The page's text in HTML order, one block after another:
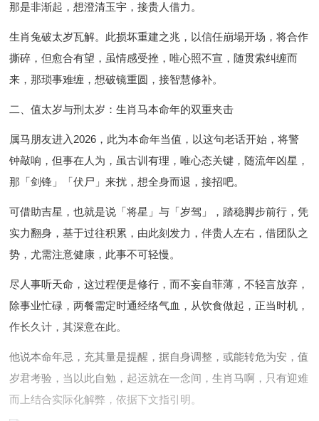
那是非渐起，想澄清玉宇，接贵人借力。
生肖兔破太岁瓦解。此损坏重建之兆，以信任崩塌开场，将合作
撕碎，但愈合有望，虽情感受挫，唯心照不宣，随贯索纠缠而
来，那琐事难缠，想破镜重圆，接智慧修补。
二、值太岁与刑太岁：生肖马本命年的双重夹击
属马朋友进入2026，此为本命年当值，以这句老话开始，将警
钟敲响，但事在人为，虽古训有理，唯心态关键，随流年凶星，
那「剑锋」「伏尸」来扰，想全身而退，接招吧。
可借助吉星，也就是说「将星」与「岁驾」，踏稳脚步前行，凭
实力翻身，基于过往积累，由此刻发力，伴贵人左右，借团队之
势，尤需注意健康，此事不可轻慢。
尽人事听天命，这过程便是修行，而不妄自菲薄，不轻言放弃，
除事业忙碌，两餐需定时通经络气血，从饮食做起，正当时机，
作长久计，其深意在此。
他说本命年忌，充其量是提醒，据自身调整，或能转危为安，值
岁君考验，当以此自勉，起运就在一念间，生肖马啊，只有迎难
而上结合实际化解弊，依据下文指引明。